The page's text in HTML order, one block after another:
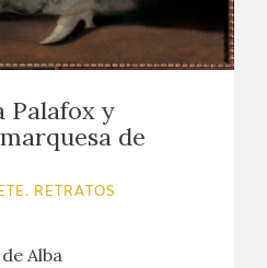
Palafox y
de
RETRATOS
Alba